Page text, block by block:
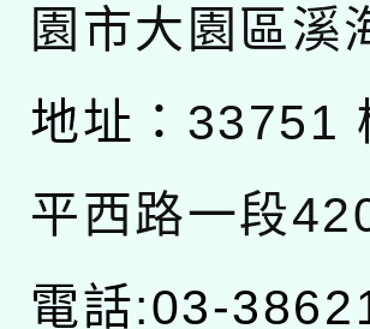
園市大園區溪
地址： 33751
平西路一段
電話:03-